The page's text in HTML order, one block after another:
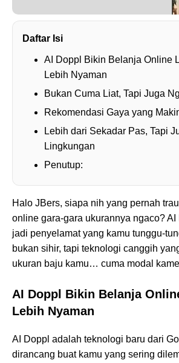
Daftar Isi
AI Doppl Bikin Belanja Online
Lebih Nyaman
Bukan Cuma Liat, Tapi Juga
Rekomendasi Gaya yang
Lebih dari Sekadar Pas, Tapi
Lingkungan
Penutup:
Halo JBers, siapa nih yang pernah
online gara-gara ukurannya ngaco?
jadi penyelamat yang kamu tunggu-
bukan sihir, tapi teknologi canggih
ukuran baju kamu… cuma modal
AI Doppl Bikin Belanja
Lebih Nyaman
AI Doppl adalah teknologi baru dari
dirancang buat kamu yang sering